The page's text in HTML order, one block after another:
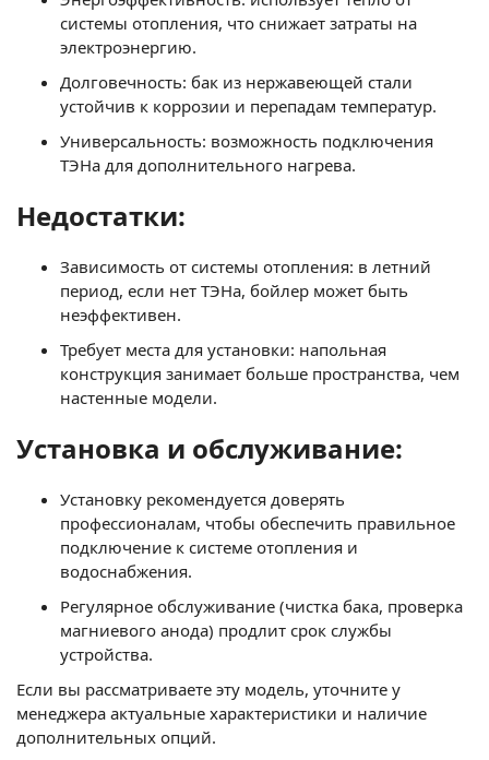
системы отопления, что снижает затраты на
электроэнергию.
Долговечность: бак из нержавеющей стали
устойчив к коррозии и перепадам температур.
Универсальность: возможность подключения
ТЭНа для дополнительного нагрева.
Недостатки:
Зависимость от системы отопления: в летний
период, если нет ТЭНа, бойлер может быть
неэффективен.
Требует места для установки: напольная
конструкция занимает больше пространства, чем
настенные модели.
Установка и обслуживание:
Установку рекомендуется доверять
профессионалам, чтобы обеспечить правильное
подключение к системе отопления и
водоснабжения.
Регулярное обслуживание (чистка бака, проверка
магниевого анода) продлит срок службы
устройства.
Если вы рассматриваете эту модель, уточните у
менеджера актуальные характеристики и наличие
дополнительных опций.